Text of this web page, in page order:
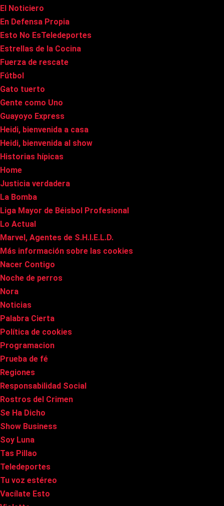
El Noticiero
En Defensa Propia
Esto No EsTeledeportes
Estrellas de la Cocina
Fuerza de rescate
Fútbol
Gato tuerto
Gente como Uno
Guayoyo Express
Heidi, bienvenida a casa
Heidi, bienvenida al show
Historias hípicas
Home
Justicia verdadera
La Bomba
Liga Mayor de Béisbol Profesional
Lo Actual
Marvel, Agentes de S.H.I.E.L.D.
Más información sobre las cookies
Nacer Contigo
Noche de perros
Nora
Noticias
Palabra Cierta
Política de cookies
Programacion
Prueba de fé
Regiones
Responsabilidad Social
Rostros del Crimen
Se Ha Dicho
Show Business
Soy Luna
Tas Pillao
Teledeportes
Tu voz estéreo
Vacílate Esto